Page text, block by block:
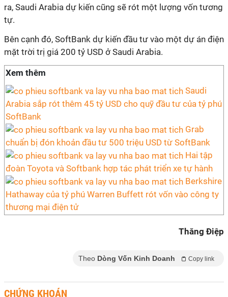
ra, Saudi Arabia dự kiến cũng sẽ rót một lượng vốn tương
tự.
Bên cạnh đó, SoftBank dự kiến đầu tư vào một dự án điện
mặt trời trị giá 200 tỷ USD ở Saudi Arabia.
Xem thêm
Saudi
Arabia sắp rót thêm 45 tỷ USD cho quỹ đầu tư của tỷ phú
SoftBank
Grab
chuẩn bị đón khoản đầu tư 500 triệu USD từ SoftBank
Hai tập
đoàn Toyota và Softbank hợp tác phát triển xe tự hành
Berkshire
Hathaway của tỷ phú Warren Buffett rót vốn vào công ty
thương mại điện tử
Thăng Điệp
Theo Dòng Vốn Kinh Doanh Copy link
CHỨNG KHOÁN